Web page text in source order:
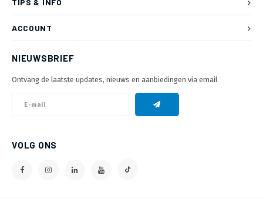
TIPS & INFO
ACCOUNT
NIEUWSBRIEF
Ontvang de laatste updates, nieuws en aanbiedingen via email
VOLG ONS